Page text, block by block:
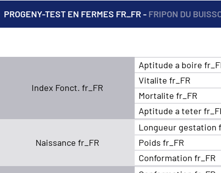
PROGENY-TEST EN FERMES FR_FR - FRIPON DU
Index Fonct. fr_FR
Aptitude a boire
Vitalite fr_FR
Mortalite fr_FR
Aptitude a teter
Naissance fr_FR
Longueur gestation
Poids fr_FR
Conformation fr_FR